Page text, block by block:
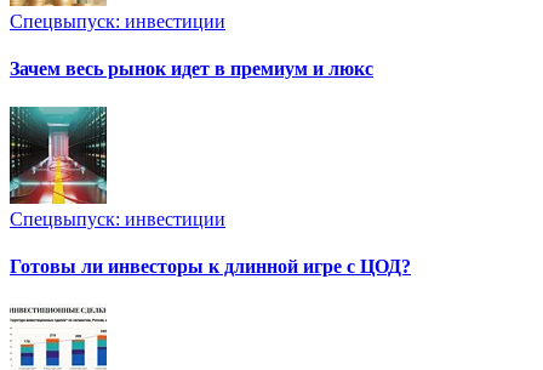
Спецвыпуск: инвестиции
Зачем весь рынок идет в премиум и люкс
Спецвыпуск: инвестиции
Готовы ли инвесторы к длинной игре с ЦОД?